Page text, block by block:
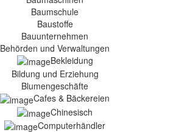
Baumschule
Baustoffe
Bauunternehmen
Behörden und Verwaltungen
Bekleidung
Bildung und Erziehung
Blumengeschäfte
Cafes & Bäckereien
Chinesisch
Computerhändler